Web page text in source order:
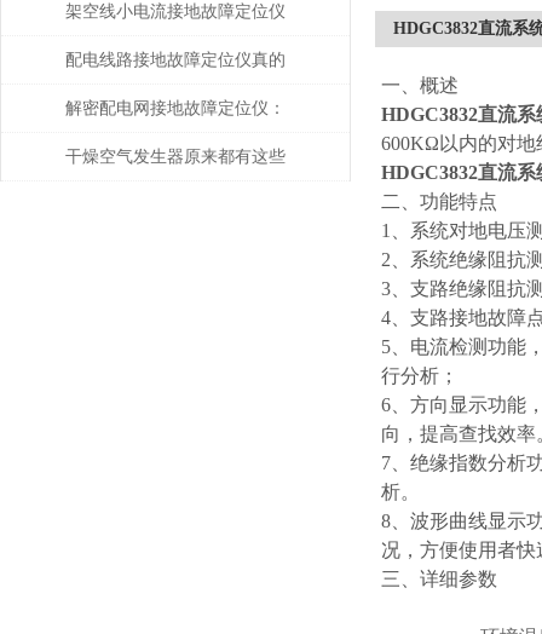
路连续性检测技术解析
架空线小电流接地故障定位仪
是如何进行故障定位的？
配电线路接地故障定位仪真的
有传说中的那么好吗？一起来
看看
解密配电网接地故障定位仪：
提高安全性和可靠性
干燥空气发生器原来都有这些
HDGC3832直流系
一、概述
HDGC3832直流
600KΩ以内的对地
HDGC3832直流
二、功能特点
1、系统对地电压
2、系统绝缘阻抗
3、支路绝缘阻抗
4、支路接地故障
5、电流检测功能
行分析；
6、方向显示功能
向，提高查找效率
7、绝缘指数分析
析。
8、波形曲线显示
况，方便使用者
三、详细参数